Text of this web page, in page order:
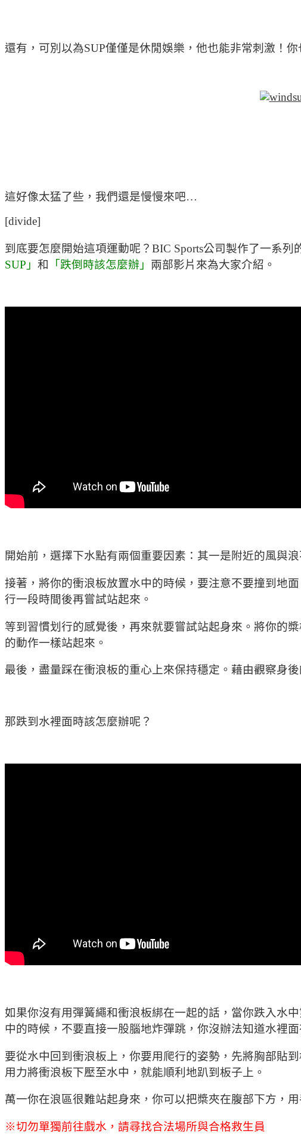
還有，可別以為SUP僅僅是休閒娛樂，他也能非常刺激！
這好像太猛了些，我們還是慢慢來吧…
[divide]
到底要怎麼開始這項運動呢？BIC Sports公司製作了一系列
SUP」 和 「跌倒時該怎麼辦」 兩部影片來為大家介紹。
開始前，選擇下水點有兩個重要因素：其一是附近的風與
接著，將你的衝浪板放置水中的時候，要注意不要撞到地
行一段時間後再嘗試站起來。
等到習慣划行的感覺後，再來就要嘗試站起身來。將你的
的動作一樣站起來。
最後，盡量踩在衝浪板的重心上來保持穩定。藉由觀察身
那跌到水裡面時該怎麼辦呢？
如果你沒有用彈簧繩和衝浪板綁在一起的話，當你跌入水
中的時候，不要直接一股腦地炸彈跳，你沒辦法知道水裡面
要從水中回到衝浪板上，你要用爬行的姿勢，先將胸部貼
用力將衝浪板下壓至水中，就能順利地趴到板子上。
萬一你在浪區很難站起身來，你可以把槳夾在腹部下方，
※切勿單獨前往戲水，請尋找合法場所與合格救生員